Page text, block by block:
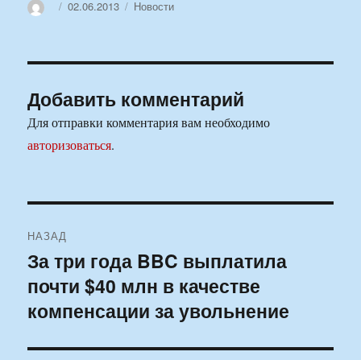
АвторОпубликовано
02.06.2013 Рубрики
Новости
Добавить комментарий
Для отправки комментария вам необходимо
авторизоваться.
по
записям
НАЗАД
Предыдущая
запись:
За три года BBC выплатила
почти $40 млн в качестве
компенсации за увольнение